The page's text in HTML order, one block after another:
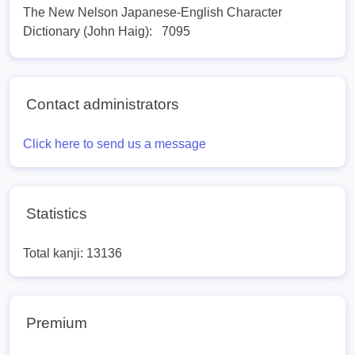
The New Nelson Japanese-English Character
Dictionary (John Haig):
7095
Contact administrators
Click here to send us a message
Statistics
Total kanji: 13136
Premium